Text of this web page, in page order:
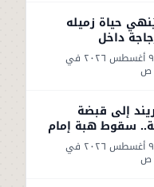
حياة زميله
داخل
بالزقازيق
الأحد، ٩ أغسطس ٢٠٢٦ في
إلى قبضة
سقوط هبة إمام
«رجل واحد لا
الأحد، ٩ أغسطس ٢٠٢٦ في